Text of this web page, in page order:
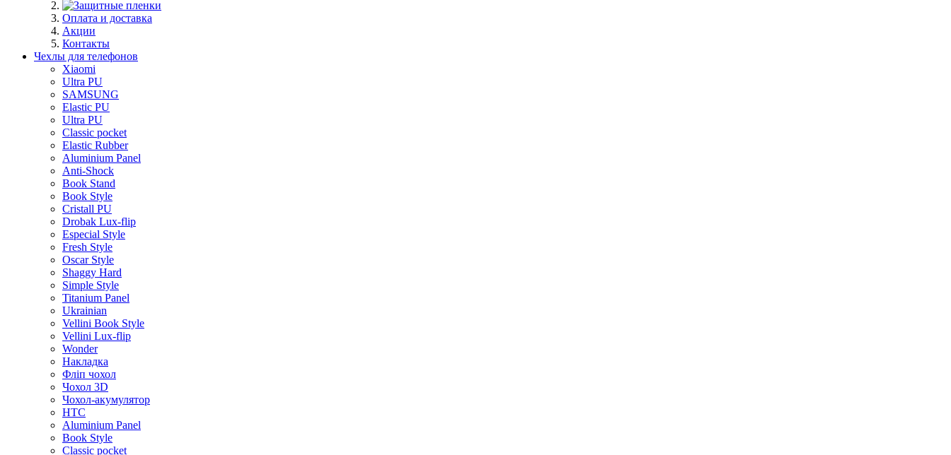
Оплата и доставка
Акции
Контакты
Чехлы для телефонов
Xiaomi
Ultra PU
SAMSUNG
Elastic PU
Ultra PU
Classic pocket
Elastic Rubber
Aluminium Panel
Anti-Shock
Book Stand
Book Style
Cristall PU
Drobak Lux-flip
Especial Style
Fresh Style
Oscar Style
Shaggy Hard
Simple Style
Titanium Panel
Ukrainian
Vellini Book Style
Vellini Lux-flip
Wonder
Накладка
Фліп чохол
Чохол 3D
Чохол-акумулятор
HTC
Aluminium Panel
Book Style
Classic pocket